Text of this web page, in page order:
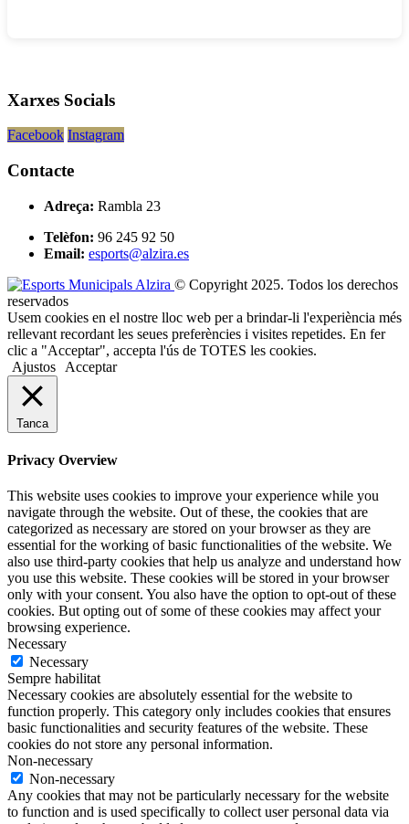
Xarxes Socials
Facebook Instagram
Contacte
Adreça: Rambla 23
Telèfon: 96 245 92 50
Email: esports@alzira.es
© Copyright 2025. Todos los derechos
reservados
Usem cookies en el nostre lloc web per a brindar-li l'experiència més
rellevant recordant les seues preferències i visites repetides. En fer
clic a "Acceptar", accepta l'ús de TOTES les cookies.
Ajustos
Acceptar
Tanca
Privacy Overview
This website uses cookies to improve your experience while you
navigate through the website. Out of these, the cookies that are
categorized as necessary are stored on your browser as they are
essential for the working of basic functionalities of the website. We
also use third-party cookies that help us analyze and understand how
you use this website. These cookies will be stored in your browser
only with your consent. You also have the option to opt-out of these
cookies. But opting out of some of these cookies may affect your
browsing experience.
Necessary
Necessary
Sempre habilitat
Necessary cookies are absolutely essential for the website to
function properly. This category only includes cookies that ensures
basic functionalities and security features of the website. These
cookies do not store any personal information.
Non-necessary
Non-necessary
Any cookies that may not be particularly necessary for the website
to function and is used specifically to collect user personal data via